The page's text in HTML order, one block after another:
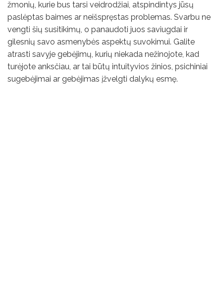
žmonių, kurie bus tarsi veidrodžiai, atspindintys jūsų
paslėptas baimes ar neišspręstas problemas. Svarbu ne
vengti šių susitikimų, o panaudoti juos saviugdai ir
gilesnių savo asmenybės aspektų suvokimui. Galite
atrasti savyje gebėjimų, kurių niekada nežinojote, kad
turėjote anksčiau, ar tai būtų intuityvios žinios, psichiniai
sugebėjimai ar gebėjimas įžvelgti dalykų esmę.